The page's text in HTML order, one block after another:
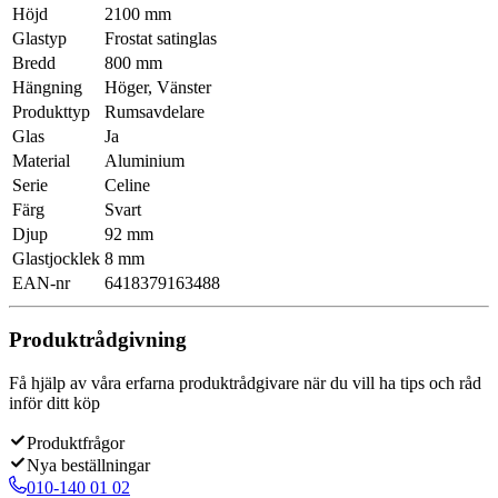
Höjd
2100 mm
Glastyp
Frostat satinglas
Bredd
800 mm
Hängning
Höger, Vänster
Produkttyp
Rumsavdelare
Glas
Ja
Material
Aluminium
Serie
Celine
Färg
Svart
Djup
92 mm
Glastjocklek 8 mm
EAN-nr
6418379163488
Produktrådgivning
Få hjälp av våra erfarna produktrådgivare när du vill ha tips och råd
inför ditt köp
Produktfrågor
Nya beställningar
010-140 01 02